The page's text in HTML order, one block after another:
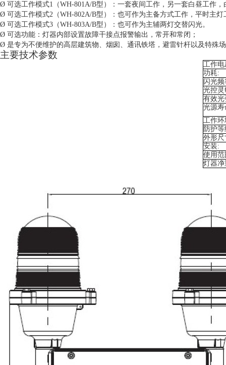
Ø 可选工作模式1（WH-801A/B型）
：一套夜间工作，另一套白昼工作
Ø 可选工作模式2（WH-802A/B型）
：也可作为主备方式工作，平时主
Ø 可选工作模式3（WH-803A/B型）
：也可作为主辅两灯交替闪光。
Ø 可选功能：灯器内部设置故障干接点报警输出，常开和常闭；
Ø 是专为不便维护的高层建筑物、烟囱、通讯铁塔，避雷针杆以及特殊
主要技术参数
工作电
功耗:
闪光频
光控灵
有效光
光源寿
工作环
防护等
外形尺
安装:
使用范
灯器净